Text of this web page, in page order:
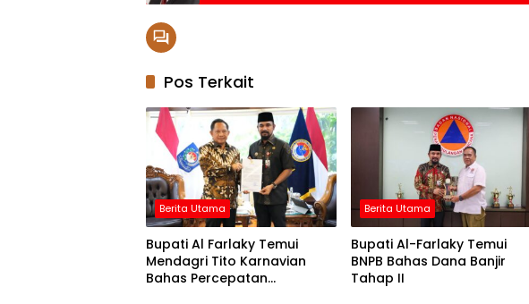
Pos Terkait
Berita Utama
Bupati Al Farlaky Temui
Mendagri Tito Karnavian
Bahas Percepatan
Berita Utama
Bupati Al-Farlaky Temui
BNPB Bahas Dana Banjir
Tahap II